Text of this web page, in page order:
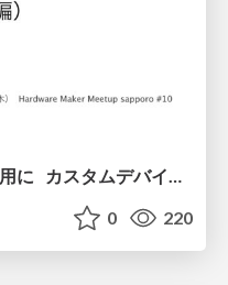
マイコン内蔵LEGOブロック用に カスタムデバイスを繋げてみる （挑戦編）
0 220